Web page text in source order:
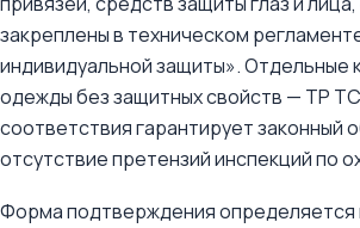
закреплены в техническом
индивидуальной защиты». Отдельные
одежды без защитных свойств — ТР
соответствия гарантирует законный
отсутствие претензий инспекций по
Форма подтверждения определяется